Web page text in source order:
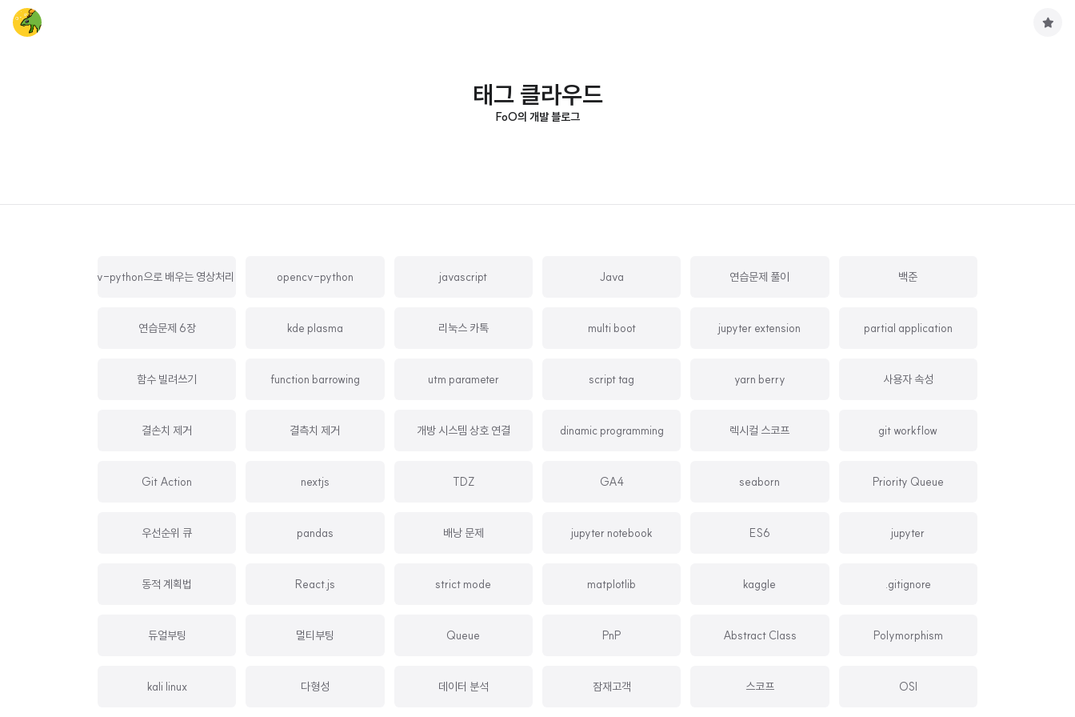
태그 클라우드
FoO의 개발 블로그
opencv-python으로 배우는 영상처리 및 응용 opencv-python javascript Java 연습문제 풀이 백준
연습문제 6장 kde plasma 리눅스 카톡 multi boot jupyter extension partial application
함수 빌려쓰기 function barrowing utm parameter script tag yarn berry 사용자 속성
결손치 제거 결측치 제거 개방 시스템 상호 연결 dinamic programming 렉시컬 스코프 git workflow
Git Action nextjs TDZ GA4 seaborn Priority Queue
우선순위 큐 pandas 배낭 문제 jupyter notebook ES6 jupyter
동적 계획법 React.js strict mode matplotlib kaggle .gitignore
듀얼부팅 멀티부팅 Queue PnP Abstract Class Polymorphism
kali linux 다형성 데이터 분석 잠재고객 스코프 OSI
구